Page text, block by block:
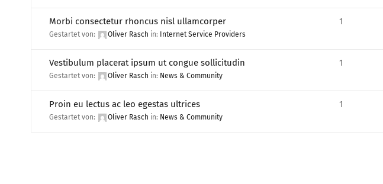
Morbi consectetur rhoncus nisl ullamcorper
Gestartet von: Oliver Rasch in: Internet Service Providers
1
Vestibulum placerat ipsum ut congue sollicitudin
Gestartet von: Oliver Rasch in: News & Community
1
Proin eu lectus ac leo egestas ultrices
Gestartet von: Oliver Rasch in: News & Community
1